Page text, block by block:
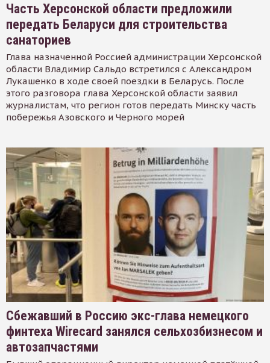
Часть Херсонской области предложили
передать Беларуси для строительства
санаториев
Глава назначенной Россией администрации Херсонской
области Владимир Сальдо встретился с Александром
Лукашенко в ходе своей поездки в Беларусь. После
этого разговора глава Херсонской области заявил
журналистам, что регион готов передать Минску часть
побережья Азовского и Черного морей
Сбежавший в Россию экс-глава немецкого
финтеха Wirecard занялся сельхозбизнесом и
автозапчастями